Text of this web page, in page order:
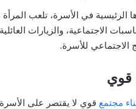
الرئيسية في الأسرة، تلعب
الاجتماعية، والزيارات
الاجتماعي للأسرة.
قوي
مجتمع قوي لا يقتصر على